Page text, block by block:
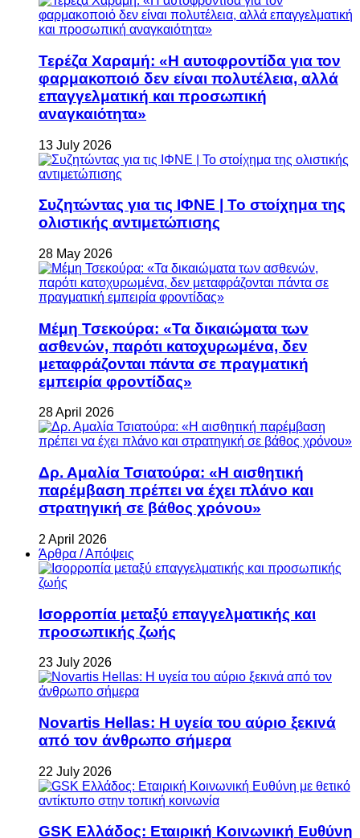
Τερέζα Χαραμή: «Η αυτοφροντίδα για τον
φαρμακοποιό δεν είναι πολυτέλεια, αλλά
επαγγελματική και προσωπική
αναγκαιότητα»
13 July 2026
Συζητώντας για τις ΙΦΝΕ | Το στοίχημα της
ολιστικής αντιμετώπισης
28 May 2026
Μέμη Τσεκούρα: «Τα δικαιώματα των
ασθενών, παρότι κατοχυρωμένα, δεν
μεταφράζονται πάντα σε πραγματική
εμπειρία φροντίδας»
28 April 2026
Δρ. Αμαλία Τσιατούρα: «Η αισθητική
παρέμβαση πρέπει να έχει πλάνο και
στρατηγική σε βάθος χρόνου»
2 April 2026
Άρθρα / Απόψεις
Ισορροπία μεταξύ επαγγελματικής και
προσωπικής ζωής
23 July 2026
Novartis Hellas: Η υγεία του αύριο ξεκινά
από τον άνθρωπο σήμερα
22 July 2026
GSK Ελλάδος: Εταιρική Κοινωνική Ευθύνη